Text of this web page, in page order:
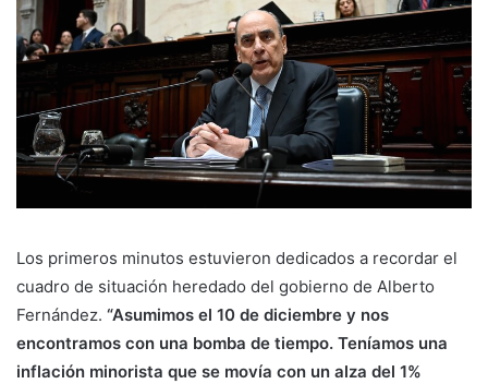
Los primeros minutos estuvieron dedicados a recordar el
cuadro de situación heredado del gobierno de Alberto
Fernández. “Asumimos el 10 de diciembre y nos
encontramos con una bomba de tiempo. Teníamos una
inflación minorista que se movía con un alza del 1%